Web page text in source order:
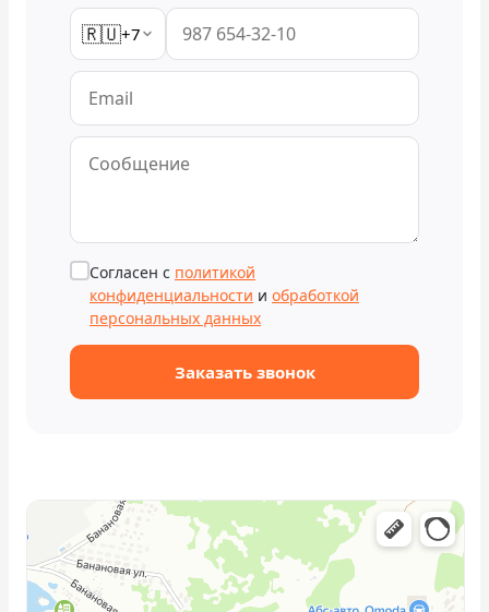
🇷🇺+7
Согласен с политикой
конфиденциальности и обработкой
персональных данных
Заказать звонок